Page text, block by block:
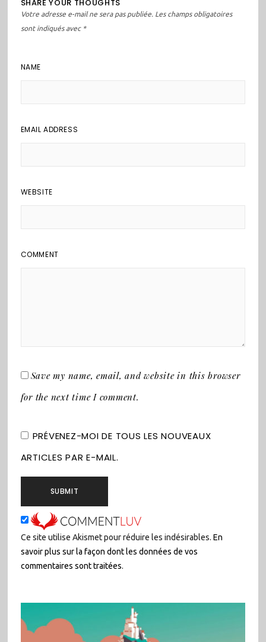
SHARE YOUR THOUGHTS
Votre adresse e-mail ne sera pas publiée. Les champs obligatoires
sont indiqués avec *
NAME
EMAIL ADDRESS
WEBSITE
COMMENT
Save my name, email, and website in this browser
for the next time I comment.
PRÉVENEZ-MOI DE TOUS LES NOUVEAUX
ARTICLES PAR E-MAIL.
Ce site utilise Akismet pour réduire les indésirables. En
savoir plus sur la façon dont les données de vos
commentaires sont traitées.